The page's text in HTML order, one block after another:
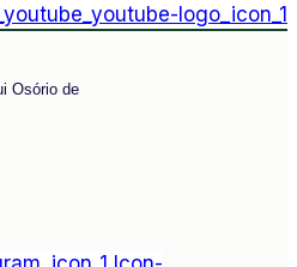
logo_icon_1
Osório de